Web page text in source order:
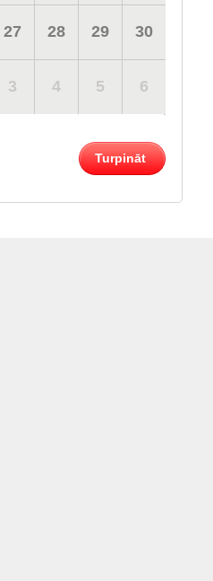
27 28 29 30
3 4 5 6
Turpināt